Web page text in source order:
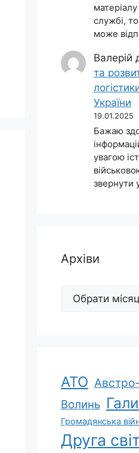
службі,
може
Валерій
та
України
19.01.2025
Бажаю
увагою
звернути
Архіви
Архіви
АТО
Волинь
Громадянська
Друга